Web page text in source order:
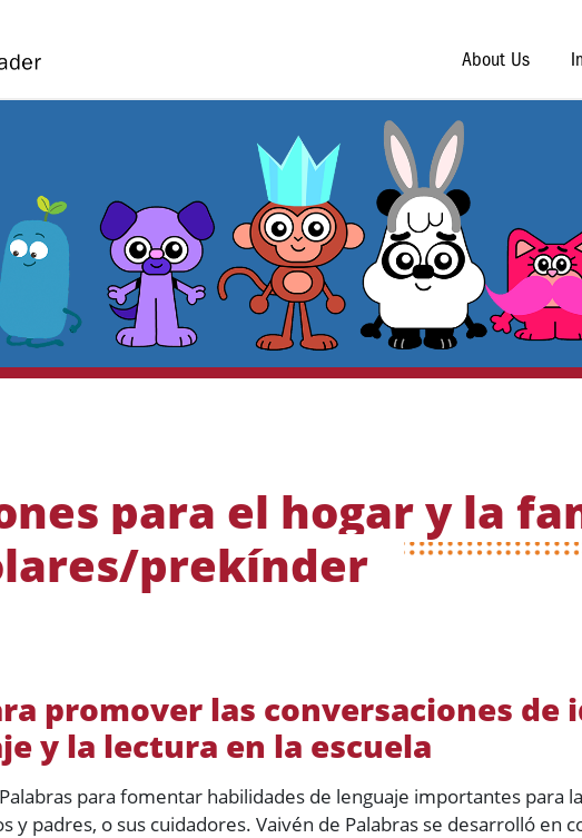
About Us
para el hogar y la
prekínder
promover las conversaciones
y la lectura en la escuela
para fomentar habilidades de lenguaje importantes para
y padres, o sus cuidadores. Vaivén de Palabras se desarrolló en